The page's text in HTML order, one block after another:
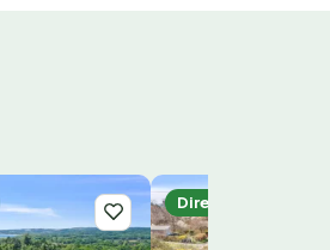
Direct te boeken